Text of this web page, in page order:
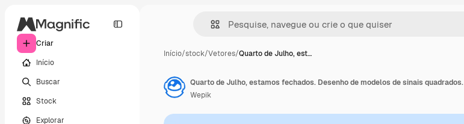
Criar
Início
Buscar
Stock
Explorar
Início/stock/Vetores/Quarto de Julho, est…
Quarto de Julho, estamos fechados. Desenho de modelos de sinais quadrados.
Wepik